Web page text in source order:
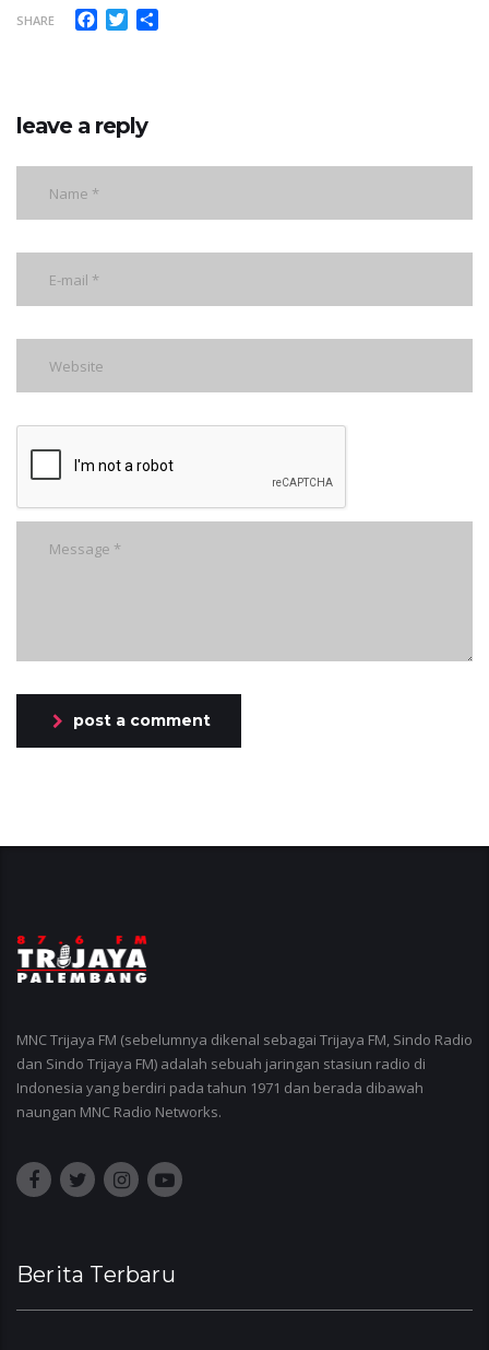
SHARE Facebook
Twitter
leave a reply
post a comment
MNC Trijaya FM (sebelumnya dikenal sebagai Trijaya FM, Sindo Radio
dan Sindo Trijaya FM) adalah sebuah jaringan stasiun radio di
Indonesia yang berdiri pada tahun 1971 dan berada dibawah
naungan MNC Radio Networks.
Berita Terbaru